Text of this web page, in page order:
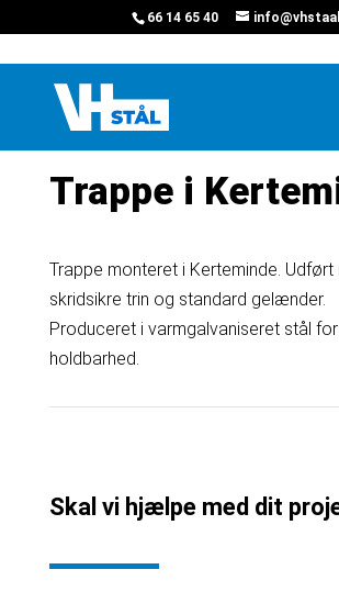
66 14 65 40
Hjem» Projekter»Kerteminde trappe
Trappe i
Trappe monteret i Kerteminde. Udført
skridsikre trin og standard gelænder.
Produceret i varmgalvaniseret stål
holdbarhed.
Skal vi hjælpe med dit